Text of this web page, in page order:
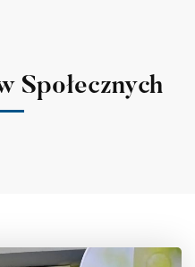
Społecznych